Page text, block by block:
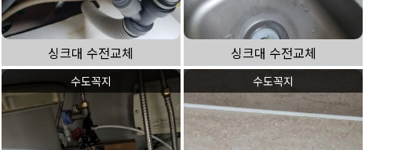
싱크대 수전교체 싱크대 수전교체
수도꼭지 수도꼭지